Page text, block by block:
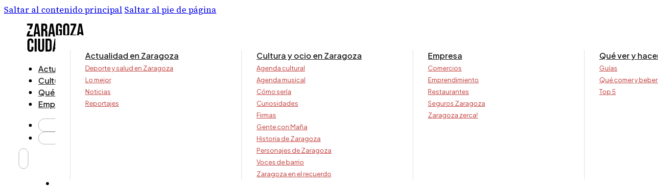
Saltar al contenido principal Saltar al pie de página
Actualidad
Cultura y ocio
Qué ver y hacer
Empresa
Actualidad en Zaragoza
Deporte y salud en Zaragoza
Lo mejor
Noticias
Reportajes
Cultura y ocio en Zaragoza
Agenda cultural
Agenda musical
Cómo sería
Curiosidades
Firmas
Gente con Maña
Historia de Zaragoza
Personajes de Zaragoza
Voces de barrio
Zaragoza en el recuerdo
Empresa
Comercios
Emprendimiento
Restaurantes
Seguros Zaragoza
Zaragoza zerca!
Qué ver y
Guías
Qué comer y
Top 5